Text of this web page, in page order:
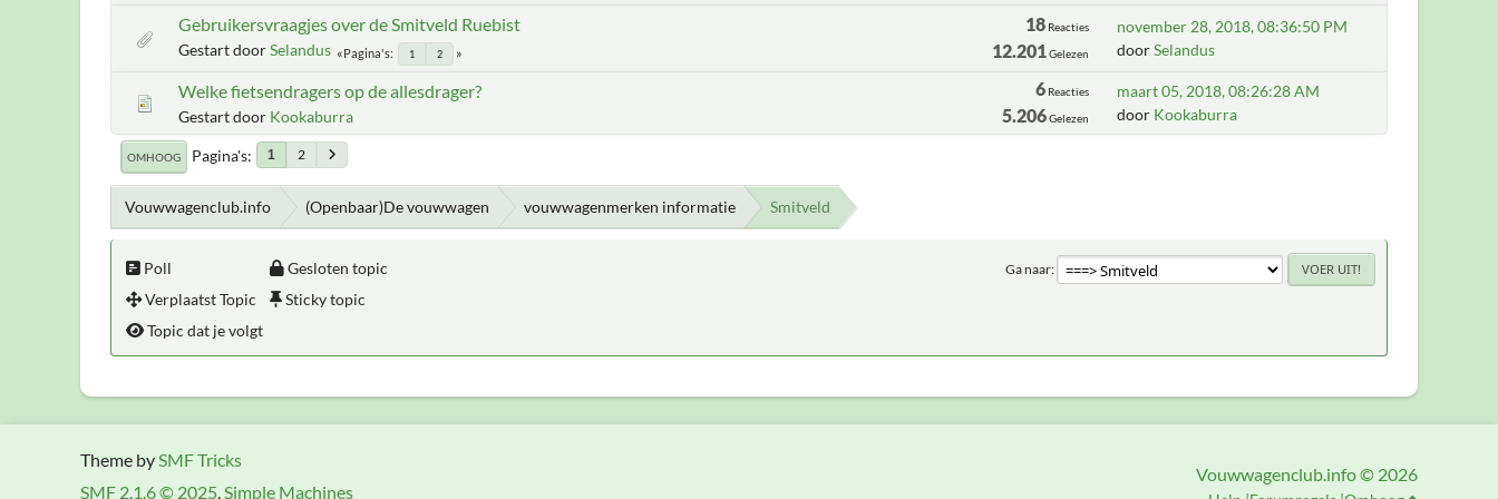
Gebruikersvraagjes over de Smitveld Ruebist
Gestart doorSelandus Pagina's 1 2
18 Reacties
12.201Gelezen
november 28, 2018, 08:36:50 PM
doorSelandus
Welke fietsendragers op de allesdrager?
Gestart door Kookaburra
6 Reacties
5.206Gelezen
maart 05, 2018, 08:26:28 AM
door Kookaburra
OMHOOG Pagina's 1 2
Vouwwagenclub.info (Openbaar)De vouwwagen vouwwagenmerken informatie Smitveld
Ga naar
Poll
Verplaatst Topic
Gesloten topic
Sticky topic
Topic dat je volgt
Theme bySMF Tricks
SMF 2.1.6 © 2025,Simple Machines
Vouwwagenclub.info © 2026